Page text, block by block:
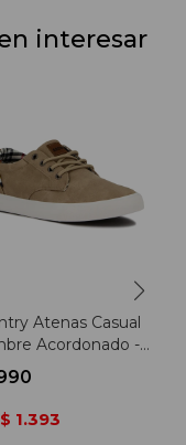
interesar
Atenas Casual
Acordonado -
- Beige
$ 1.393